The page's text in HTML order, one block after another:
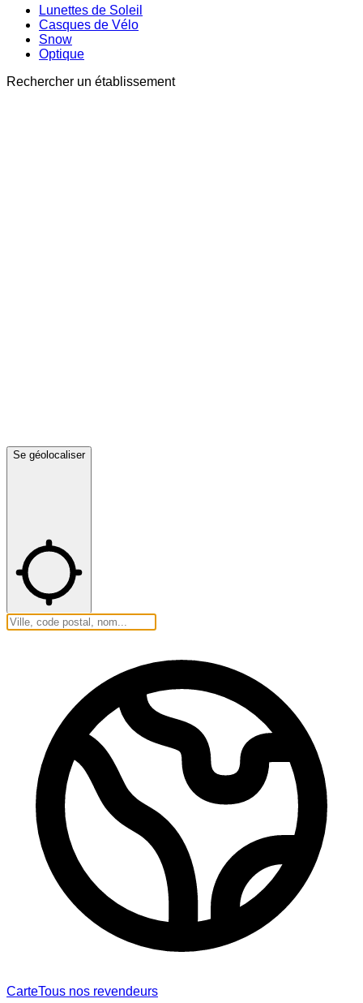
Lunettes de Soleil
Casques de Vélo
Snow
Optique
Rechercher un établissement
Se géolocaliser
CarteTous nos revendeurs